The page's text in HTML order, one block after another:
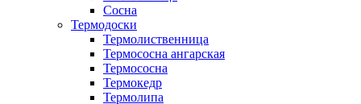
Сосна
Термодоски
Термолиственница
Термососна ангарская
Термососна
Термокедр
Термолипа